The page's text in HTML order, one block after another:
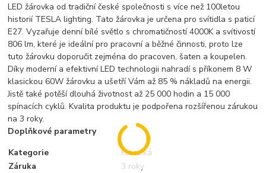
LED žárovka od tradiční české společnosti s více než 100letou
historií TESLA lighting. Tato žárovka je určena pro svítidla s paticí
E27. Vyzařuje denní bílé světlo s chromatičností 4000K a svítivostí
806 lm, které je ideální pro pracovní a běžné činnosti, proto lze
tuto žárovku doporučit zejména do pracoven, šaten a koupelen.
Díky moderní a efektivní LED technologii nahradí s příkonem 8 W
klasickou 60W žárovku a ušetří Vám až 85 % nákladů na energii.
Jistě také potěší dlouhá životnost až 25 000 hodin a 15 000
spínacích cyklů. Kvalita produktu je podpořena rozšířenou zárukou
na 3 roky.
Doplňkové parametry
Kategorie
Klasická
Záruka
3 roky